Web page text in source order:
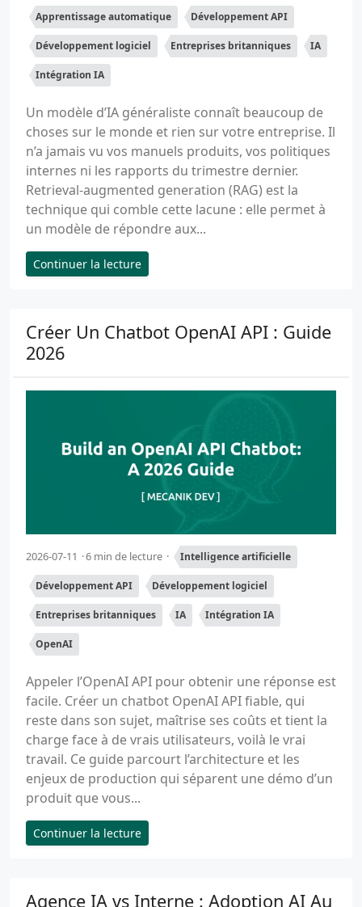
Apprentissage automatique Développement API
Développement logiciel Entreprises britanniques IA
Intégration IA
Un modèle d’IA généraliste connaît beaucoup de
choses sur le monde et rien sur votre entreprise. Il
n’a jamais vu vos manuels produits, vos politiques
internes ni les rapports du trimestre dernier.
Retrieval-augmented generation (RAG) est la
technique qui comble cette lacune : elle permet à
un modèle de répondre aux...
Continuer la lecture
Créer Un Chatbot OpenAI API : Guide
2026
2026-07-11 6 min de lecture Intelligence artificielle
Développement API Développement logiciel
Entreprises britanniques IA Intégration IA
OpenAI
Appeler l’OpenAI API pour obtenir une réponse est
facile. Créer un chatbot OpenAI API fiable, qui
reste dans son sujet, maîtrise ses coûts et tient la
charge face à de vrais utilisateurs, voilà le vrai
travail. Ce guide parcourt l’architecture et les
enjeux de production qui séparent une démo d’un
produit que vous...
Continuer la lecture
Agence IA vs Interne : Adoption AI Au